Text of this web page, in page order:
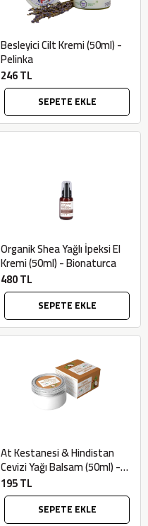
Besleyici Cilt Kremi (50ml) -
Pelinka
246 TL
SEPETE EKLE
Organik Shea Yağlı İpeksi El
Kremi (50ml) - Bionaturca
480 TL
SEPETE EKLE
At Kestanesi & Hindistan
Cevizi Yağı Balsam (50ml) -
Softem
195 TL
SEPETE EKLE